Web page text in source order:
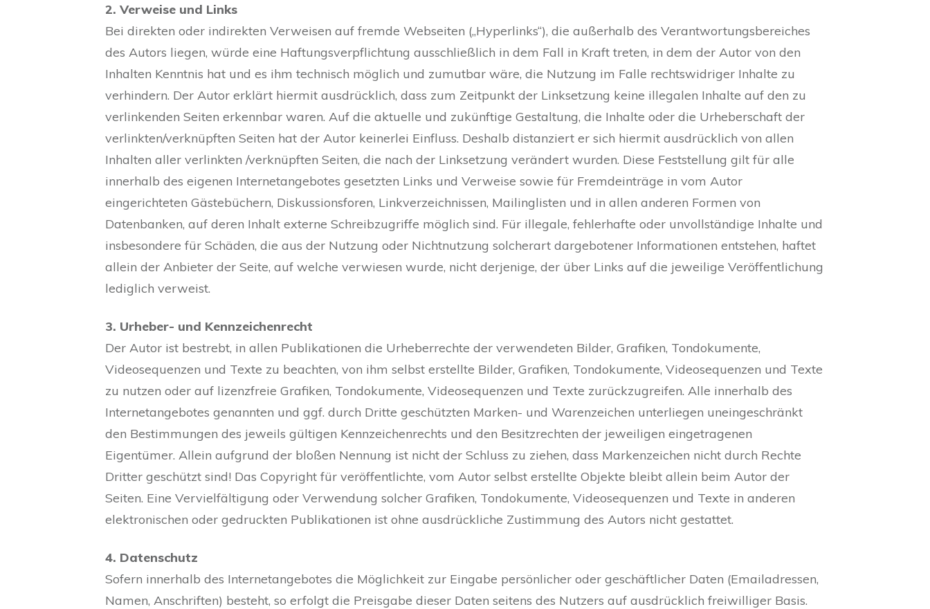
2. Verweise und Links
Bei direkten oder indirekten Verweisen auf fremde Webseiten („Hyperlinks“), die außerhalb des Verantwortungsbereiches
des Autors liegen, würde eine Haftungsverpflichtung ausschließlich in dem Fall in Kraft treten, in dem der Autor von den
Inhalten Kenntnis hat und es ihm technisch möglich und zumutbar wäre, die Nutzung im Falle rechtswidriger Inhalte zu
verhindern. Der Autor erklärt hiermit ausdrücklich, dass zum Zeitpunkt der Linksetzung keine illegalen Inhalte auf den zu
verlinkenden Seiten erkennbar waren. Auf die aktuelle und zukünftige Gestaltung, die Inhalte oder die Urheberschaft der
verlinkten/verknüpften Seiten hat der Autor keinerlei Einfluss. Deshalb distanziert er sich hiermit ausdrücklich von allen
Inhalten aller verlinkten /verknüpften Seiten, die nach der Linksetzung verändert wurden. Diese Feststellung gilt für alle
innerhalb des eigenen Internetangebotes gesetzten Links und Verweise sowie für Fremdeinträge in vom Autor
eingerichteten Gästebüchern, Diskussionsforen, Linkverzeichnissen, Mailinglisten und in allen anderen Formen von
Datenbanken, auf deren Inhalt externe Schreibzugriffe möglich sind. Für illegale, fehlerhafte oder unvollständige Inhalte und
insbesondere für Schäden, die aus der Nutzung oder Nichtnutzung solcherart dargebotener Informationen entstehen, haftet
allein der Anbieter der Seite, auf welche verwiesen wurde, nicht derjenige, der über Links auf die jeweilige Veröffentlichung
lediglich verweist.
3. Urheber- und Kennzeichenrecht
Der Autor ist bestrebt, in allen Publikationen die Urheberrechte der verwendeten Bilder, Grafiken, Tondokumente,
Videosequenzen und Texte zu beachten, von ihm selbst erstellte Bilder, Grafiken, Tondokumente, Videosequenzen und Texte
zu nutzen oder auf lizenzfreie Grafiken, Tondokumente, Videosequenzen und Texte zurückzugreifen. Alle innerhalb des
Internetangebotes genannten und ggf. durch Dritte geschützten Marken- und Warenzeichen unterliegen uneingeschränkt
den Bestimmungen des jeweils gültigen Kennzeichenrechts und den Besitzrechten der jeweiligen eingetragenen
Eigentümer. Allein aufgrund der bloßen Nennung ist nicht der Schluss zu ziehen, dass Markenzeichen nicht durch Rechte
Dritter geschützt sind! Das Copyright für veröffentlichte, vom Autor selbst erstellte Objekte bleibt allein beim Autor der
Seiten. Eine Vervielfältigung oder Verwendung solcher Grafiken, Tondokumente, Videosequenzen und Texte in anderen
elektronischen oder gedruckten Publikationen ist ohne ausdrückliche Zustimmung des Autors nicht gestattet.
4. Datenschutz
Sofern innerhalb des Internetangebotes die Möglichkeit zur Eingabe persönlicher oder geschäftlicher Daten (Emailadressen,
Namen, Anschriften) besteht, so erfolgt die Preisgabe dieser Daten seitens des Nutzers auf ausdrücklich freiwilliger Basis.